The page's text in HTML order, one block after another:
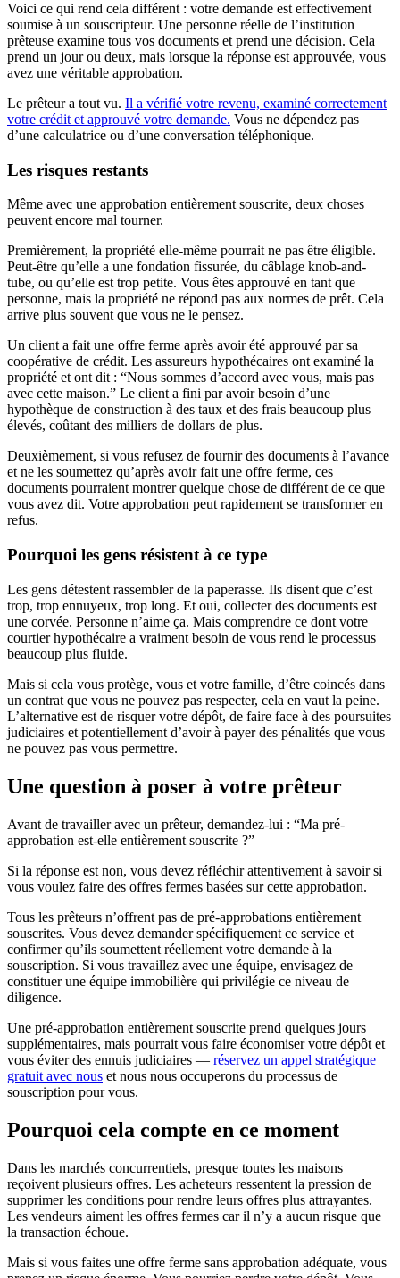
Voici ce qui rend cela différent : votre demande est effectivement
soumise à un souscripteur. Une personne réelle de l’institution
prêteuse examine tous vos documents et prend une décision. Cela
prend un jour ou deux, mais lorsque la réponse est approuvée, vous
avez une véritable approbation.
Le prêteur a tout vu. Il a vérifié votre revenu, examiné correctement
votre crédit et approuvé votre demande. Vous ne dépendez pas
d’une calculatrice ou d’une conversation téléphonique.
Les risques restants
Même avec une approbation entièrement souscrite, deux choses
peuvent encore mal tourner.
Premièrement, la propriété elle-même pourrait ne pas être éligible.
Peut-être qu’elle a une fondation fissurée, du câblage knob-and-
tube, ou qu’elle est trop petite. Vous êtes approuvé en tant que
personne, mais la propriété ne répond pas aux normes de prêt. Cela
arrive plus souvent que vous ne le pensez.
Un client a fait une offre ferme après avoir été approuvé par sa
coopérative de crédit. Les assureurs hypothécaires ont examiné la
propriété et ont dit : “Nous sommes d’accord avec vous, mais pas
avec cette maison.” Le client a fini par avoir besoin d’une
hypothèque de construction à des taux et des frais beaucoup plus
élevés, coûtant des milliers de dollars de plus.
Deuxièmement, si vous refusez de fournir des documents à l’avance
et ne les soumettez qu’après avoir fait une offre ferme, ces
documents pourraient montrer quelque chose de différent de ce que
vous avez dit. Votre approbation peut rapidement se transformer en
refus.
Pourquoi les gens résistent à ce type
Les gens détestent rassembler de la paperasse. Ils disent que c’est
trop, trop ennuyeux, trop long. Et oui, collecter des documents est
une corvée. Personne n’aime ça. Mais comprendre ce dont votre
courtier hypothécaire a vraiment besoin de vous rend le processus
beaucoup plus fluide.
Mais si cela vous protège, vous et votre famille, d’être coincés dans
un contrat que vous ne pouvez pas respecter, cela en vaut la peine.
L’alternative est de risquer votre dépôt, de faire face à des poursuites
judiciaires et potentiellement d’avoir à payer des pénalités que vous
ne pouvez pas vous permettre.
Une question à poser à votre prêteur
Avant de travailler avec un prêteur, demandez-lui : “Ma pré-
approbation est-elle entièrement souscrite ?”
Si la réponse est non, vous devez réfléchir attentivement à savoir si
vous voulez faire des offres fermes basées sur cette approbation.
Tous les prêteurs n’offrent pas de pré-approbations entièrement
souscrites. Vous devez demander spécifiquement ce service et
confirmer qu’ils soumettent réellement votre demande à la
souscription. Si vous travaillez avec une équipe, envisagez de
constituer une équipe immobilière qui privilégie ce niveau de
diligence.
Une pré-approbation entièrement souscrite prend quelques jours
supplémentaires, mais pourrait vous faire économiser votre dépôt et
vous éviter des ennuis judiciaires — réservez un appel stratégique
gratuit avec nous et nous nous occuperons du processus de
souscription pour vous.
Pourquoi cela compte en ce moment
Dans les marchés concurrentiels, presque toutes les maisons
reçoivent plusieurs offres. Les acheteurs ressentent la pression de
supprimer les conditions pour rendre leurs offres plus attrayantes.
Les vendeurs aiment les offres fermes car il n’y a aucun risque que
la transaction échoue.
Mais si vous faites une offre ferme sans approbation adéquate, vous